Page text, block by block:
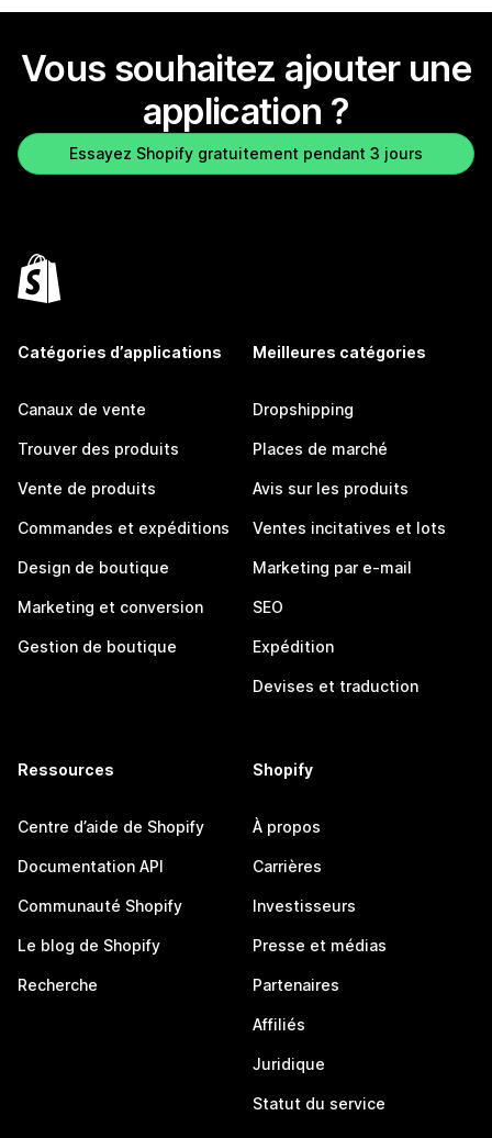
Vous souhaitez ajouter une
application ?
Essayez Shopify gratuitement pendant 3 jours
Catégories d’applications
Canaux de vente
Trouver des produits
Vente de produits
Commandes et expéditions
Design de boutique
Marketing et conversion
Gestion de boutique
Meilleures catégories
Dropshipping
Places de marché
Avis sur les produits
Ventes incitatives et lots
Marketing par e-mail
SEO
Expédition
Devises et traduction
Ressources
Centre d’aide de Shopify
Documentation API
Communauté Shopify
Le blog de Shopify
Recherche
Shopify
À propos
Carrières
Investisseurs
Presse et médias
Partenaires
Affiliés
Juridique
Statut du service